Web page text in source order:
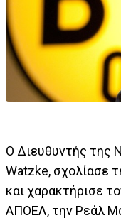
Ο Διευθυντής της
Watzke, σχολίασε
και χαρακτήρισε
ΑΠΟΕΛ, την Ρεάλ